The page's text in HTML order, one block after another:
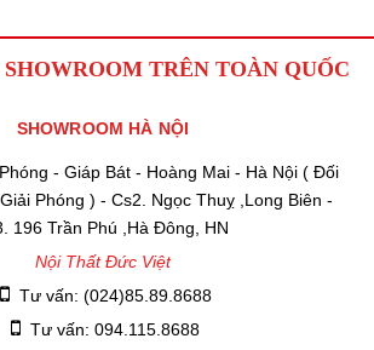
TRÊN TOÀN QUỐC
SHOWROOM HÀ NỘI
- Giáp Bát - Hoàng Mai - Hà Nội ( Đối
Phóng ) - Cs2. Ngọc Thuỵ ,Long Biên -
196 Trần Phú ,Hà Đông, HN
Nội Thất Đức Việt
Tư vấn: (024)85.89.8688
Tư vấn: 094.115.8688